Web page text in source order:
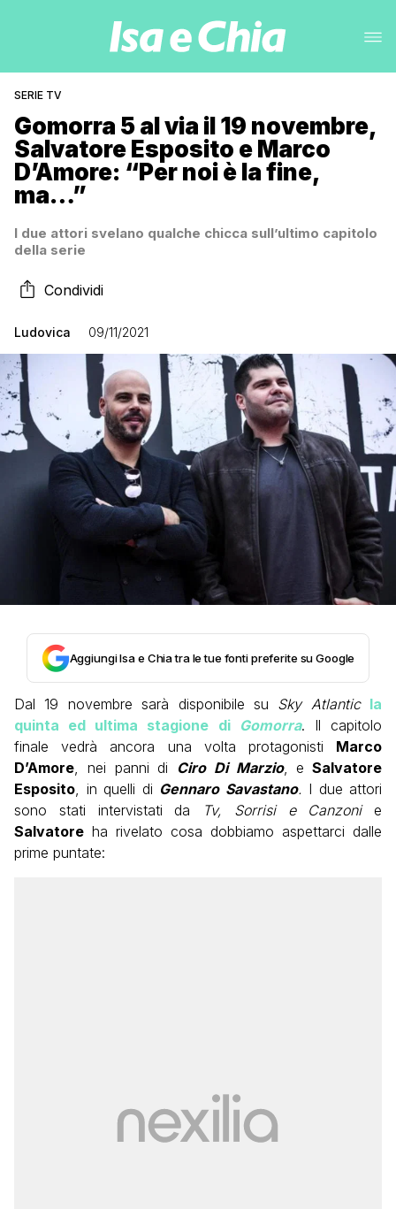
SERIE TV
Gomorra 5 al via il 19 novembre,
Salvatore Esposito e Marco
D’Amore: “Per noi è la fine,
ma…”
I due attori svelano qualche chicca sull’ultimo capitolo
della serie
Condividi
Ludovica 09/11/2021
Aggiungi Isa e Chia tra le tue fonti preferite su Google
Dal 19 novembre sarà disponibile su Sky Atlantic la
quinta ed ultima stagione di Gomorra. Il capitolo
finale vedrà ancora una volta protagonisti Marco
D’Amore, nei panni di Ciro Di Marzio, e Salvatore
Esposito, in quelli di Gennaro Savastano. I due attori
sono stati intervistati da
Tv, Sorrisi e Canzonie
Salvatore ha rivelato cosa dobbiamo aspettarci dalle
prime puntate: